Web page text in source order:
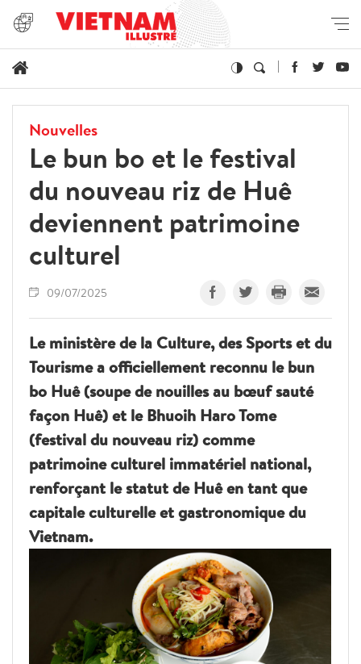
Nouvelles
Le bun bo et le festival
du nouveau riz de Huê
deviennent patrimoine
culturel
09/07/2025
Le ministère de la Culture, des Sports et du
Tourisme a officiellement reconnu le bun
bo Huê (soupe de nouilles au bœuf sauté
façon Huê) et le Bhuoih Haro Tome
(festival du nouveau riz) comme
patrimoine culturel immatériel national,
renforçant le statut de Huê en tant que
capitale culturelle et gastronomique du
Vietnam.